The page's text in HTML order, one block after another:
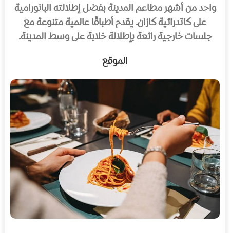
واحد من أشهر مطاعم المدينة بفضل إطلالته البانورامية
على كاتدرائية كازان. يقدم أطباقًا عالمية متنوعة مع
جلسات خارجية رائعة بإطلالة خلابة على وسط المدينة.
الموقع